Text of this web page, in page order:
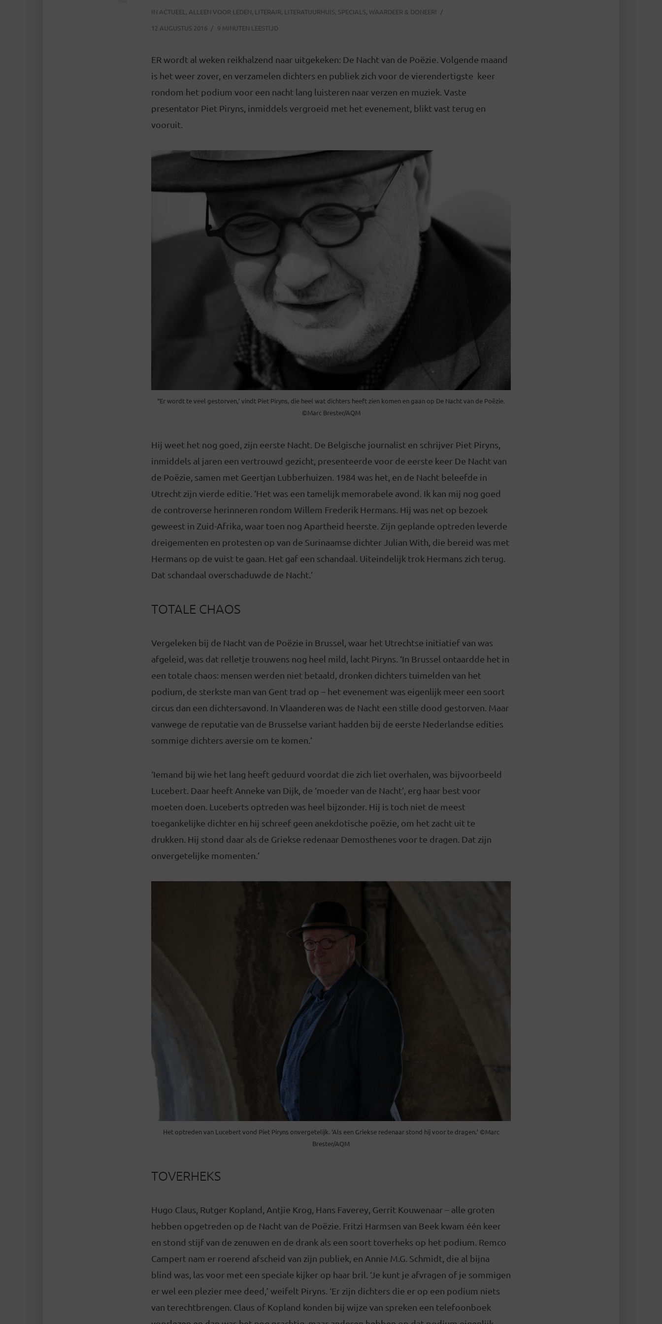
IN ACTUEEL , ALLEEN VOOR LEDEN, LITERAIR, LITERATUURHUIS, SPECIALS, WAARDEER & DONEER!
12 AUGUSTUS 2016
9 MINUTEN LEESTIJD
ER wordt al weken reikhalzend naar uitgekeken: De Nacht van de Poëzie. Volgende maand
is het weer zover, en verzamelen dichters en publiek zich voor de vierendertigste keer
rondom het podium voor een nacht lang luisteren naar verzen en muziek. Vaste
presentator Piet Piryns, inmiddels vergroeid met het evenement, blikt vast terug en
vooruit.
“Er wordt te veel gestorven,’ vindt Piet Piryns, die heel wat dichters heeft zien komen en gaan op De Nacht van de Poëzie.
©Marc Brester/AQM
Hij weet het nog goed, zijn eerste Nacht. De Belgische journalist en schrijver Piet Piryns,
inmiddels al jaren een vertrouwd gezicht, presenteerde voor de eerste keer De Nacht van
de Poëzie, samen met Geertjan Lubberhuizen. 1984 was het, en de Nacht beleefde in
Utrecht zijn vierde editie. ‘Het was een tamelijk memorabele avond. Ik kan mij nog goed
de controverse herinneren rondom Willem Frederik Hermans. Hij was net op bezoek
geweest in Zuid-Afrika, waar toen nog Apartheid heerste. Zijn geplande optreden leverde
dreigementen en protesten op van de Surinaamse dichter Julian With, die bereid was met
Hermans op de vuist te gaan. Het gaf een schandaal. Uiteindelijk trok Hermans zich terug.
Dat schandaal overschaduwde de Nacht.’
TOTALE CHAOS
Vergeleken bij de Nacht van de Poëzie in Brussel, waar het Utrechtse initiatief van was
afgeleid, was dat relletje trouwens nog heel mild, lacht Piryns. ‘In Brussel ontaardde het in
een totale chaos: mensen werden niet betaald, dronken dichters tuimelden van het
podium, de sterkste man van Gent trad op – het evenement was eigenlijk meer een soort
circus dan een dichtersavond. In Vlaanderen was de Nacht een stille dood gestorven. Maar
vanwege de reputatie van de Brusselse variant hadden bij de eerste Nederlandse edities
sommige dichters aversie om te komen.’
‘Iemand bij wie het lang heeft geduurd voordat die zich liet overhalen, was bijvoorbeeld
Lucebert. Daar heeft Anneke van Dijk, de ‘moeder van de Nacht’, erg haar best voor
moeten doen. Luceberts optreden was heel bijzonder. Hij is toch niet de meest
toegankelijke dichter en hij schreef geen anekdotische poëzie, om het zacht uit te
drukken. Hij stond daar als de Griekse redenaar Demosthenes voor te dragen. Dat zijn
onvergetelijke momenten.’
Het optreden van Lucebert vond Piet Piryns onvergetelijk. ‘Als een Griekse redenaar stond hij voor te dragen.’ ©Marc
Brester/AQM
TOVERHEKS
Hugo Claus, Rutger Kopland, Antjie Krog, Hans Faverey, Gerrit Kouwenaar – alle groten
hebben opgetreden op de Nacht van de Poëzie. Fritzi Harmsen van Beek kwam één keer
en stond stijf van de zenuwen en de drank als een soort toverheks op het podium. Remco
Campert nam er roerend afscheid van zijn publiek, en Annie M.G. Schmidt, die al bijna
blind was, las voor met een speciale kijker op haar bril. ‘Je kunt je afvragen of je sommigen
er wel een plezier mee deed,’ weifelt Piryns. ‘Er zijn dichters die er op een podium niets
van terechtbrengen. Claus of Kopland konden bij wijze van spreken een telefoonboek